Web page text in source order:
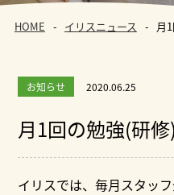
HOME イリスニュース 月
お知らせ 2020.06.25
月1回の勉強(研
イリスでは、毎月スタッ